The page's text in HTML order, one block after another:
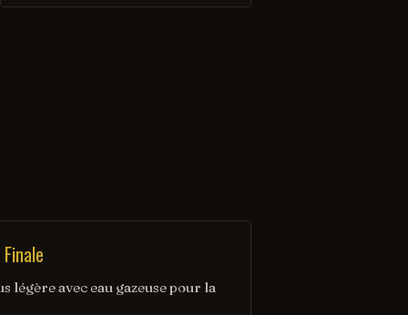
légère avec eau gazeuse pour la